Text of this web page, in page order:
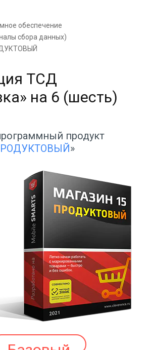
обеспечение
сбора данных)
ТСД
на 6 (шесть)
продукт
»